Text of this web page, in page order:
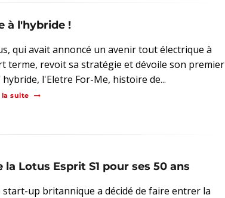
à l'hybride !
qui avait annoncé un avenir tout électrique à
terme, revoit sa stratégie et dévoile son premier
hybride, l'Eletre For-Me, histoire de...
la suite
Lotus Esprit S1 pour ses 50 ans
start-up britannique a décidé de faire entrer la